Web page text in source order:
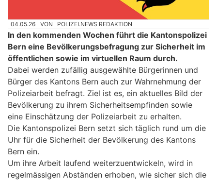
04.05.26 VON POLIZEI.NEWS REDAKTION
In den kommenden Wochen führt die Kantonspolizei
Bern eine Bevölkerungsbefragung zur Sicherheit im
öffentlichen sowie im virtuellen Raum durch.
Dabei werden zufällig ausgewählte Bürgerinnen und
Bürger des Kantons Bern auch zur Wahrnehmung der
Polizeiarbeit befragt. Ziel ist es, ein aktuelles Bild der
Bevölkerung zu ihrem Sicherheitsempfinden sowie
eine Einschätzung der Polizeiarbeit zu erhalten.
Die Kantonspolizei Bern setzt sich täglich rund um die
Uhr für die Sicherheit der Bevölkerung des Kantons
Bern ein.
Um ihre Arbeit laufend weiterzuentwickeln, wird in
regelmässigen Abständen erhoben, wie sicher sich die